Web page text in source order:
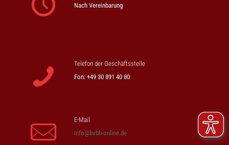
Nach Vereinbarung
Telefon der Geschäftsstelle
Fon: +49 30 891 40 80
E-Mail
info@bvbb-online.de